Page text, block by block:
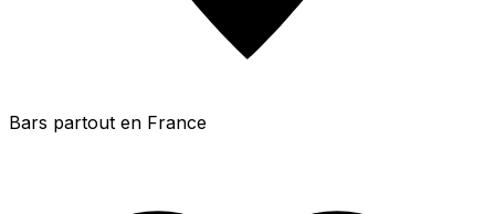
Bars partout en France